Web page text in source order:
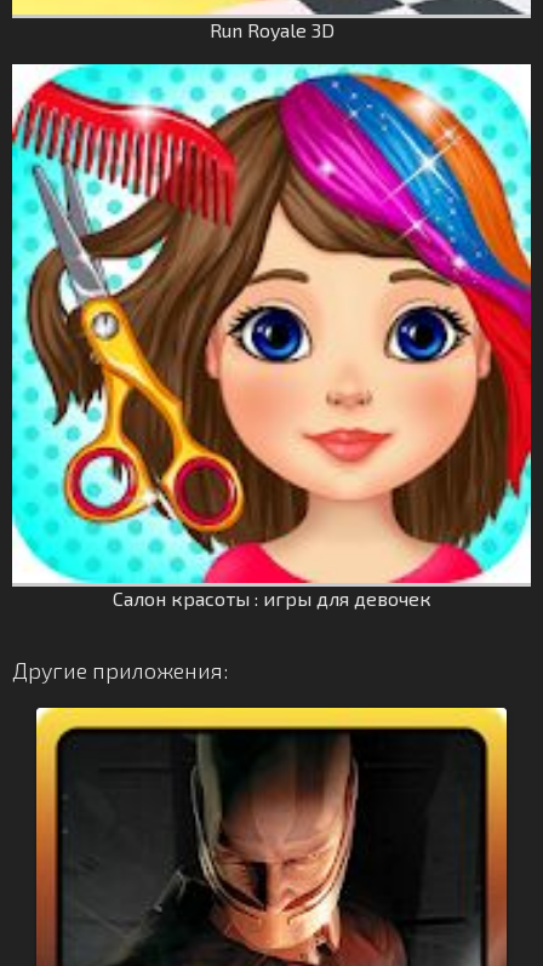
Run Royale 3D
Салон красоты : игры для девочек
Другие приложения: